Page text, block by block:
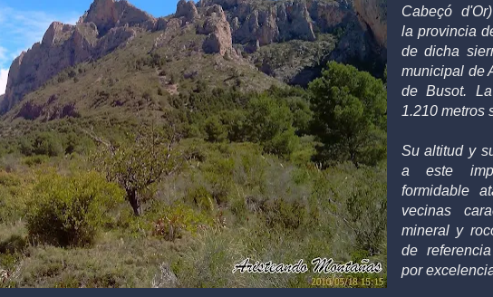
Cabeçó
laprovincia
de dicha
municipal de
deBusot.
1.210 metros
Su altitud y
a este
formidable
vecinas
mineral y
de
por